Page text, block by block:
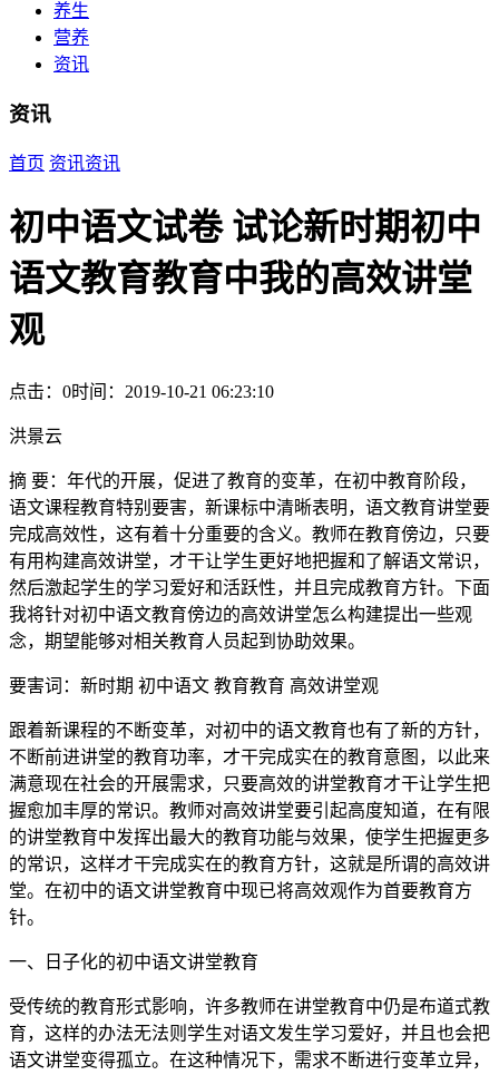
养生
营养
资讯
资讯
首页 资讯资讯
初中语文试卷 试论新时期初中
语文教育教育中我的高效讲堂
观
点击：0时间：2019-10-21 06:23:10
洪景云
摘 要：年代的开展，促进了教育的变革，在初中教育阶段，
语文课程教育特别要害，新课标中清晰表明，语文教育讲堂要
完成高效性，这有着十分重要的含义。教师在教育傍边，只要
有用构建高效讲堂，才干让学生更好地把握和了解语文常识，
然后激起学生的学习爱好和活跃性，并且完成教育方针。下面
我将针对初中语文教育傍边的高效讲堂怎么构建提出一些观
念，期望能够对相关教育人员起到协助效果。
要害词：新时期 初中语文 教育教育 高效讲堂观
跟着新课程的不断变革，对初中的语文教育也有了新的方针，
不断前进讲堂的教育功率，才干完成实在的教育意图，以此来
满意现在社会的开展需求，只要高效的讲堂教育才干让学生把
握愈加丰厚的常识。教师对高效讲堂要引起高度知道，在有限
的讲堂教育中发挥出最大的教育功能与效果，使学生把握更多
的常识，这样才干完成实在的教育方针，这就是所谓的高效讲
堂。在初中的语文讲堂教育中现已将高效观作为首要教育方
针。
一、日子化的初中语文讲堂教育
受传统的教育形式影响，许多教师在讲堂教育中仍是布道式教
育，这样的办法无法则学生对语文发生学习爱好，并且也会把
语文讲堂变得孤立。在这种情况下，需求不断进行变革立异，